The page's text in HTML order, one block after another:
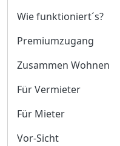
Wie funktioniert´s?
Premiumzugang
Zusammen Wohnen
Für Vermieter
Für Mieter
Vor-Sicht